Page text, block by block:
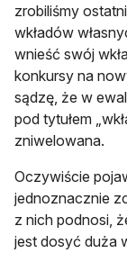
zrobiliśmy
wkładów
wnieść swój
konkursy na
sądzę, że w
pod tytułem
zniwelowana.
Oczywiście
jednoznacznie
z nich podnosi,
jest dosyć duża